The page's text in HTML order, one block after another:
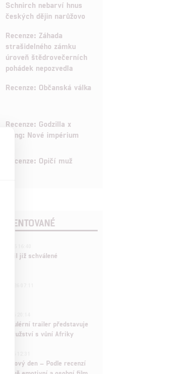
Schnirch nebarví hnus
českých dějin narůžovo
Recenze: Záhada
strašidelného zámku
úroveň štědrovečerních
pohádek nepozvedla
Recenze: Občanská válka
Recenze: Godzilla x
Kong: Nové impérium
Recenze: Opičí muž
16:40
zrušil již schválené
Regulérní trailer představuje
s vůní Afriky
nový den – Podle recenzí